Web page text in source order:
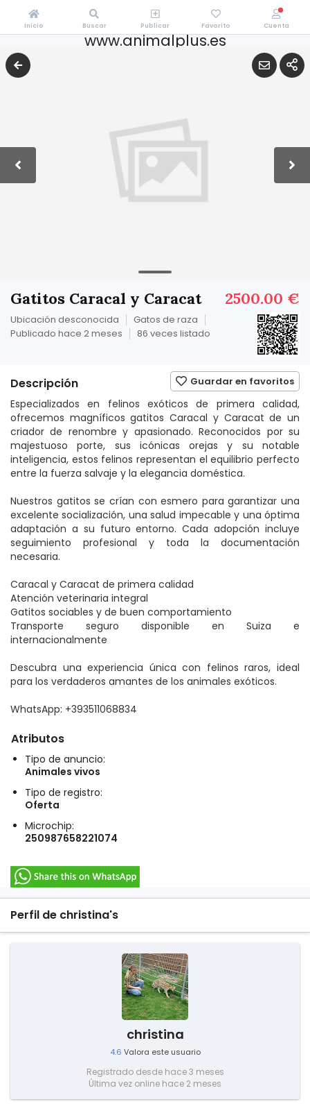
www.animalplus.es
2500.00 €
Gatitos Caracal y Caracat
Ubicación desconocida
Gatos de raza
Publicado hace 2 meses
86 veces listado
Guardar en favoritos
Descripción
Especializados en felinos exóticos de primera calidad,
ofrecemos magníficos gatitos Caracal y Caracat de un
criador de renombre y apasionado. Reconocidos por su
majestuoso porte, sus icónicas orejas y su notable
inteligencia, estos felinos representan el equilibrio perfecto
entre la fuerza salvaje y la elegancia doméstica.
Nuestros gatitos se crían con esmero para garantizar una
excelente socialización, una salud impecable y una óptima
adaptación a su futuro entorno. Cada adopción incluye
seguimiento profesional y toda la documentación
necesaria.
Caracal y Caracat de primera calidad
Atención veterinaria integral
Gatitos sociables y de buen comportamiento
Transporte seguro disponible en Suiza e
internacionalmente
Descubra una experiencia única con felinos raros, ideal
para los verdaderos amantes de los animales exóticos.
WhatsApp: +393511068834
Atributos
Tipo de anuncio:
Animales vivos
Tipo de registro:
Oferta
Microchip:
250987658221074
Perfil de christina's
christina
4.6 Valora este usuario
Registrado desde hace 3 meses
Última vez online hace 2 meses
Inicio Buscar Publicar Favorito Cuenta